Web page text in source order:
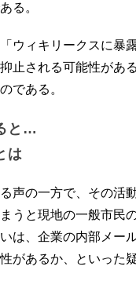
る。
ウィキリークスに暴
止される可能性があ
である。
と…
は
声の一方で、その活
うと現地の一般市民
は、企業の内部メー
があるか、といった